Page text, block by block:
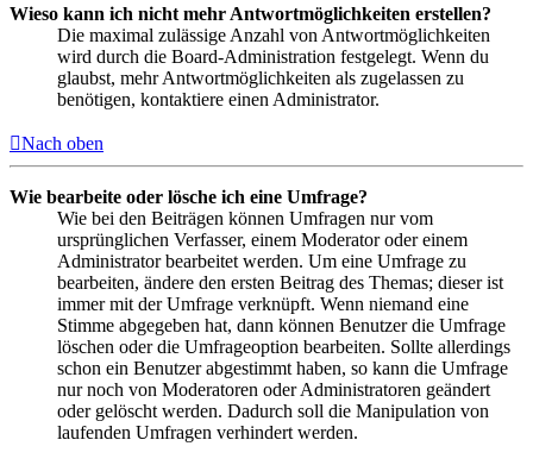
Wieso kann ich nicht mehr Antwortmöglichkeiten erstellen?
Die maximal zulässige Anzahl von Antwortmöglichkeiten
wird durch die Board-Administration festgelegt. Wenn du
glaubst, mehr Antwortmöglichkeiten als zugelassen zu
benötigen, kontaktiere einen Administrator.
Nach oben
Wie bearbeite oder lösche ich eine Umfrage?
Wie bei den Beiträgen können Umfragen nur vom
ursprünglichen Verfasser, einem Moderator oder einem
Administrator bearbeitet werden. Um eine Umfrage zu
bearbeiten, ändere den ersten Beitrag des Themas; dieser ist
immer mit der Umfrage verknüpft. Wenn niemand eine
Stimme abgegeben hat, dann können Benutzer die Umfrage
löschen oder die Umfrageoption bearbeiten. Sollte allerdings
schon ein Benutzer abgestimmt haben, so kann die Umfrage
nur noch von Moderatoren oder Administratoren geändert
oder gelöscht werden. Dadurch soll die Manipulation von
laufenden Umfragen verhindert werden.